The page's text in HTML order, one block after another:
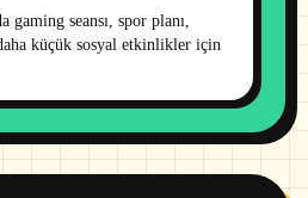
seansı, spor planı,
küçük sosyal etkinlikler için